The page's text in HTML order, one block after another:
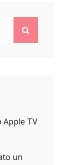
Apple TV
un